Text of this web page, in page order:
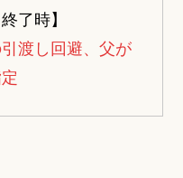
了時】
渡し回避、父が